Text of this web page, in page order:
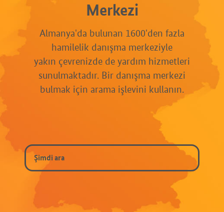
Merkezi
Almanya'da bulunan 1600'den fazla
hamilelik danışma merkeziyle
yakın çevrenizde de yardım hizmetleri
sunulmaktadır. Bir danışma merkezi
bulmak için arama işlevini kullanın.